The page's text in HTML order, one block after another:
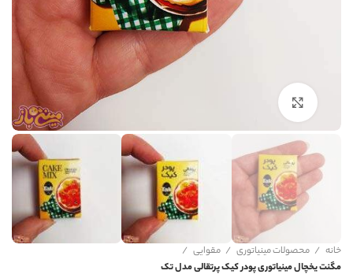
خانه محصولات مینیاتوری
مقوایی
مگنت یخچال مینیاتوری پودر کیک پرتقالی مدل تک